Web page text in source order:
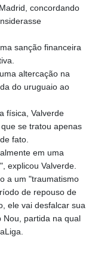
concordando
sanção financeira
altercação na
do uruguaio ao
física, Valverde
se tratou apenas
fato.
em uma
explicou Valverde.
a um "traumatismo
de repouso de
ele vai desfalcar sua
Nou, partida na qual